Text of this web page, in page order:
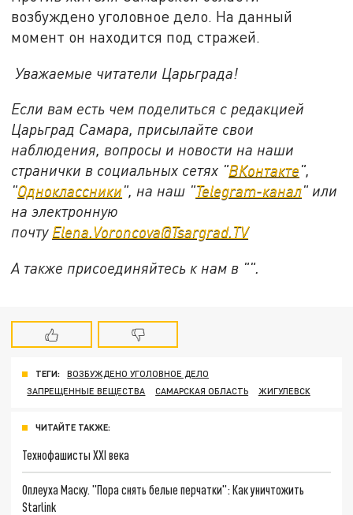
возбуждено уголовное дело. На данный
момент он находится под стражей.
Уважаемые читатели Царьграда!
Если вам есть чем поделиться с редакцией
Царьград Самара, присылайте свои
наблюдения, вопросы и новости на наши
странички в социальных сетях "ВКонтакте",
"Одноклассники", на наш "Telegram-канал" или
на электронную
почту Elena.Voroncova@Tsargrad.TV
А также присоединяйтесь к нам в "".
ТЕГИ:
ВОЗБУЖДЕНО УГОЛОВНОЕ ДЕЛО
ЗАПРЕЩЕННЫЕ ВЕЩЕСТВА
САМАРСКАЯ ОБЛАСТЬ ЖИГУЛЕВСК
ЧИТАЙТЕ ТАКЖЕ:
Технофашисты XXI века
Оплеуха Маску. "Пора снять белые перчатки": Как уничтожить
Starlink